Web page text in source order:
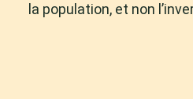
la population, et non